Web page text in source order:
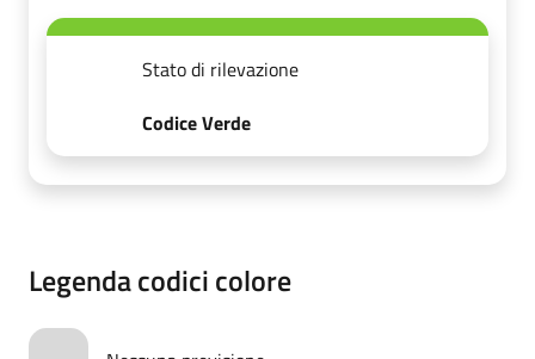
Stato di rilevazione
Codice Verde
Legenda codici colore